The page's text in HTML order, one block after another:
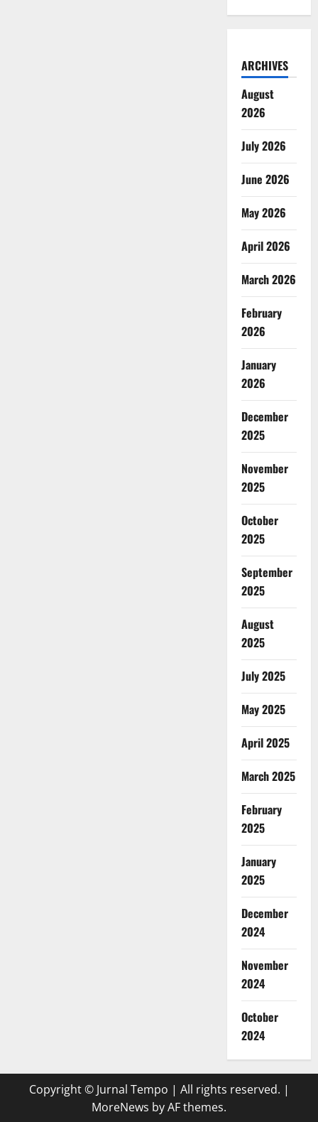
ARCHIVES
August
2026
July 2026
June 2026
May 2026
April 2026
March 2026
February
2026
January
2026
December
2025
November
2025
October
2025
September
2025
August
2025
July 2025
May 2025
April 2025
March 2025
February
2025
January
2025
December
2024
November
2024
October
2024
Copyright © Jurnal Tempo | All rights reserved. |
MoreNews by AF themes.